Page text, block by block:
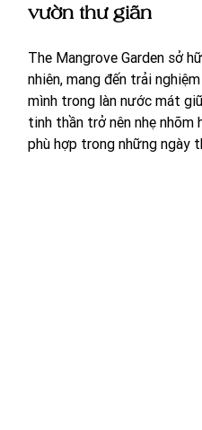
vườn thư giãn
The Mangrove Garden sở
nhiên, mang đến trải
mình trong làn nước mát
tinh thần trở nên nhẹ nhõm
phù hợp trong những ngày